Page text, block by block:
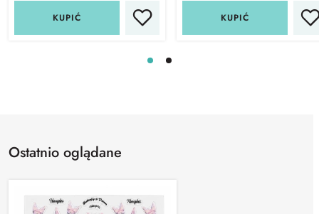
KUPIĆ KUPIĆ
Ostatnio oglądane